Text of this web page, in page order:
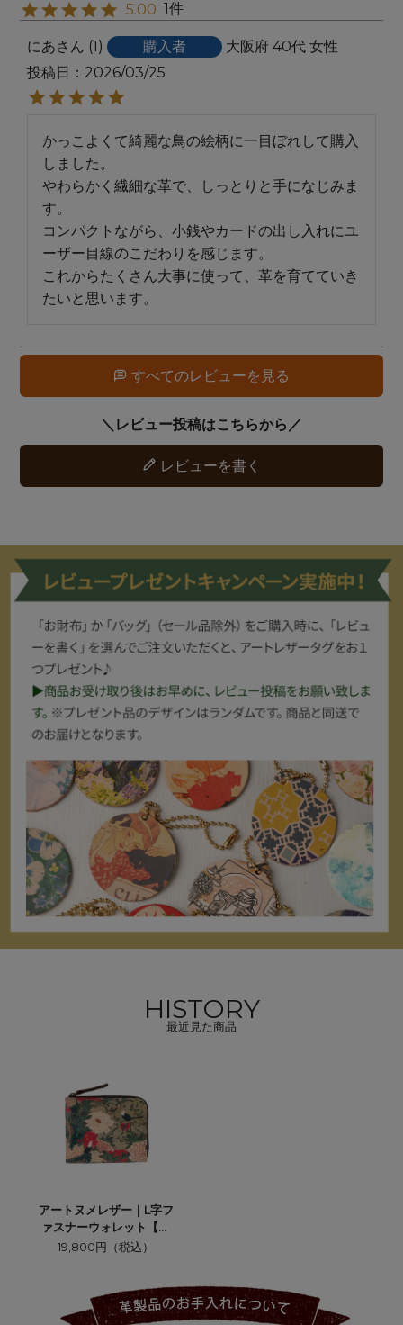
5.00 1
にあ 1 購入者 大阪府 40代 女性
投稿日
2026/03/25
かっこよくて綺麗な鳥の絵柄に一目ぼれして購入
しました。
やわらかく繊細な革で、しっとりと手になじみま
す。
コンパクトながら、小銭やカードの出し入れにユ
ーザー目線のこだわりを感じます。
これからたくさん大事に使って、革を育てていき
たいと思います。
すべてのレビューを見る
レビューを書く
HISTORY
最近見た商品
アートヌメレザー｜L字フ
ァスナーウォレット【牡
丹 伊藤若冲】
19,800円（税込）